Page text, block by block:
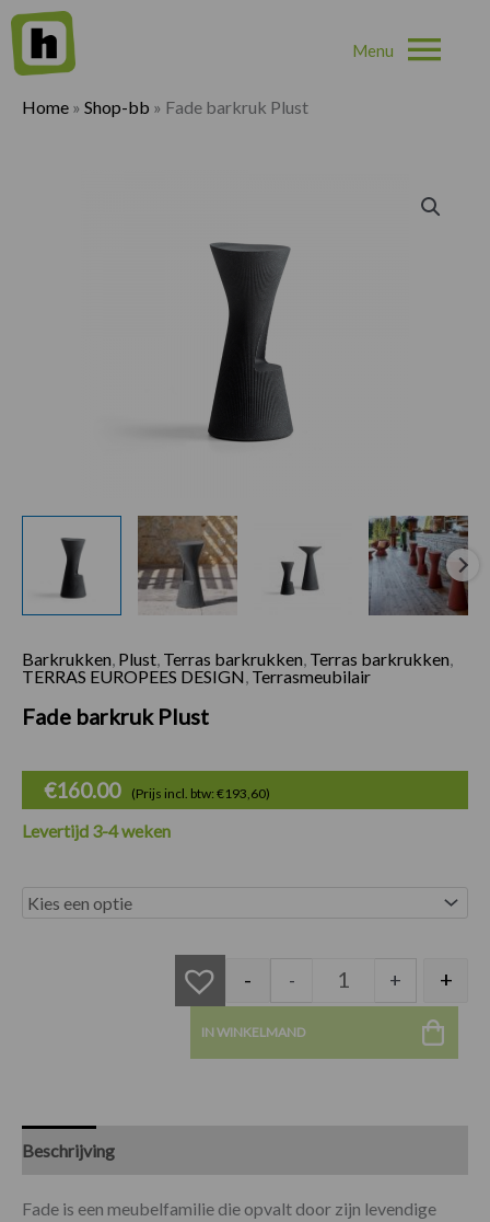
Home » Shop-bb » Fade barkruk Plust
Barkrukken Plust Terras barkrukken Terras barkrukken
TERRAS EUROPEES DESIGN Terrasmeubilair
Fade barkruk Plust
€160.00 (Prijs incl. btw: €193,60)
Levertijd 3-4 weken
Fade barkruk
- - + +
IN WINKELMAND
Beschrijving
Fade is een meubelfamilie die opvalt door zijn levendige